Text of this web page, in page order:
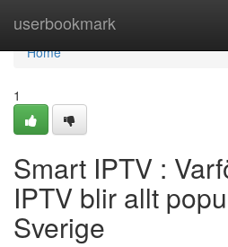
userbookmark
Home
Home
1
Smart IPTV :
IPTV blir allt
Sverige